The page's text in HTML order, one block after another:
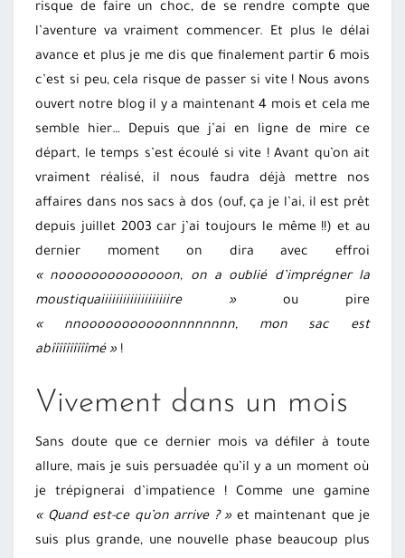
risque de faire un choc, de se rendre compte que
l’aventure va vraiment commencer. Et plus le délai
avance et plus je me dis que finalement partir 6 mois
c’est si peu, cela risque de passer si vite ! Nous avons
ouvert notre blog il y a maintenant 4 mois et cela me
semble hier… Depuis que j’ai en ligne de mire ce
départ, le temps s’est écoulé si vite ! Avant qu’on ait
vraiment réalisé, il nous faudra déjà mettre nos
affaires dans nos sacs à dos (ouf, ça je l’ai, il est prêt
depuis juillet 2003 car j’ai toujours le même !!) et au
dernier moment on dira avec effroi
« noooooooooooooon, on a oublié d’imprégner la
moustiquaiiiiiiiiiiiiiiiiiiire » ou pire
« nnooooooooooonnnnnnnn, mon sac est
abîîîîîîîîîîmé » !
Vivement dans un mois
Sans doute que ce dernier mois va défiler à toute
allure, mais je suis persuadée qu’il y a un moment où
je trépignerai d’impatience ! Comme une gamine
« Quand est-ce qu’on arrive ? » et maintenant que je
suis plus grande, une nouvelle phase beaucoup plus